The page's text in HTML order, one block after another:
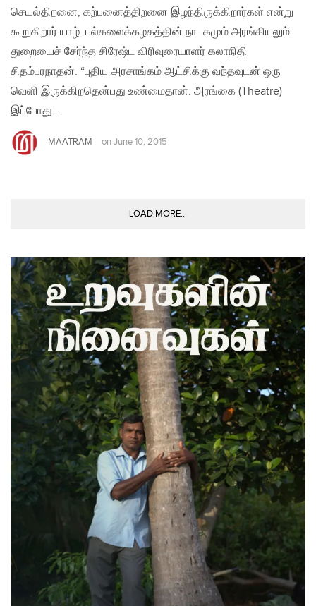
செயல்திறனை, கற்பனைத்திறனை இழந்திருக்கிறார்கள் என்று
கூறுகிறார் யாழ். பல்கலைக்கழகத்தின் நாடகமும் அரங்கியலும்
துறையைச் சேர்ந்த சிரேஷ்ட விரிவுரையாளர் கலாநிதி
சிதம்பரநாதன். “புதிய அரசாங்கம் ஆட்சிக்கு வந்தவுடன் ஒரு
வெளி இருக்கிறதென்பது உண்மைதான். அரங்கை (Theatre)
இப்போது…
MAATRAM on June 10, 2015
LOAD MORE...